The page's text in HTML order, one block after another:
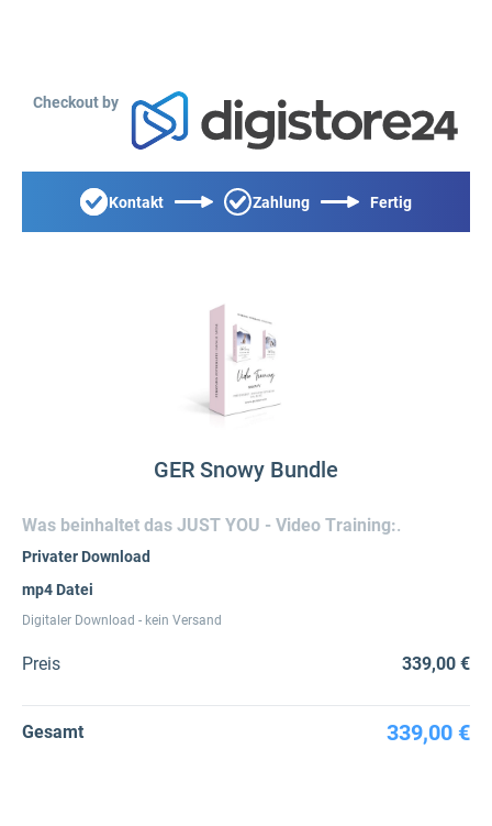
Checkout by
Kontakt Zahlung Fertig
GER Snowy Bundle
Was beinhaltet das JUST YOU - Video Training:.
Privater Download
mp4 Datei
Digitaler Download - kein Versand
Preis 339,00 €
Gesamt 339,00 €